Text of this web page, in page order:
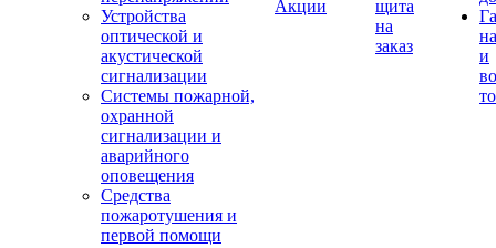
Устройства
оптической и
акустической
сигнализации
Системы пожарной,
охранной
сигнализации и
аварийного
оповещения
Средства
пожаротушения и
первой помощи
Акции
щита
на
заказ
и